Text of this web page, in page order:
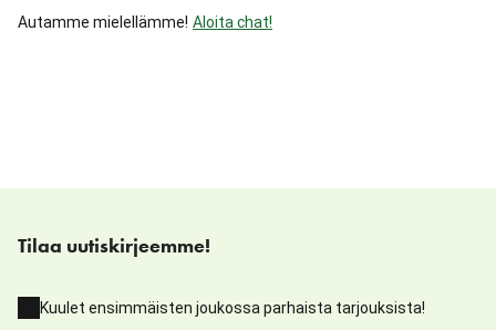
Autamme mielellämme! Aloita chat!
Tilaa uutiskirjeemme!
Kuulet ensimmäisten joukossa parhaista tarjouksista!